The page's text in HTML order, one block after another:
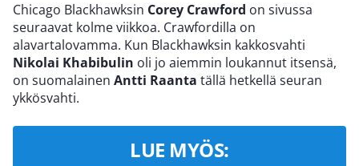
Chicago Blackhawksin Corey Crawford on sivussa
seuraavat kolme viikkoa. Crawfordilla on
alavartalovamma. Kun Blackhawksin kakkosvahti
Nikolai Khabibulin oli jo aiemmin loukannut itsensä,
on suomalainen Antti Raanta tällä hetkellä seuran
ykkösvahti.
LUE MYÖS: